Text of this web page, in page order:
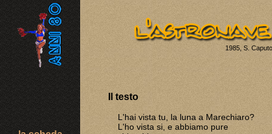
1985, S.
Il testo
L'hai vista tu, la luna a Marechiaro?
L'ho vista si, e abbiamo pure